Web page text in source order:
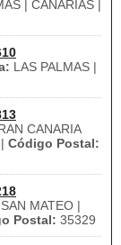
| CANARIAS |
LAS PALMAS |
CANARIA
Código Postal:
MATEO |
Postal: 35329